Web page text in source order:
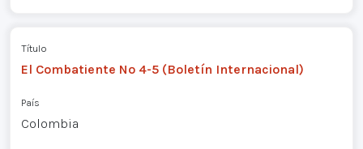
Título
El Combatiente Nº 4-5 (Boletín Internacional)
País
Colombia